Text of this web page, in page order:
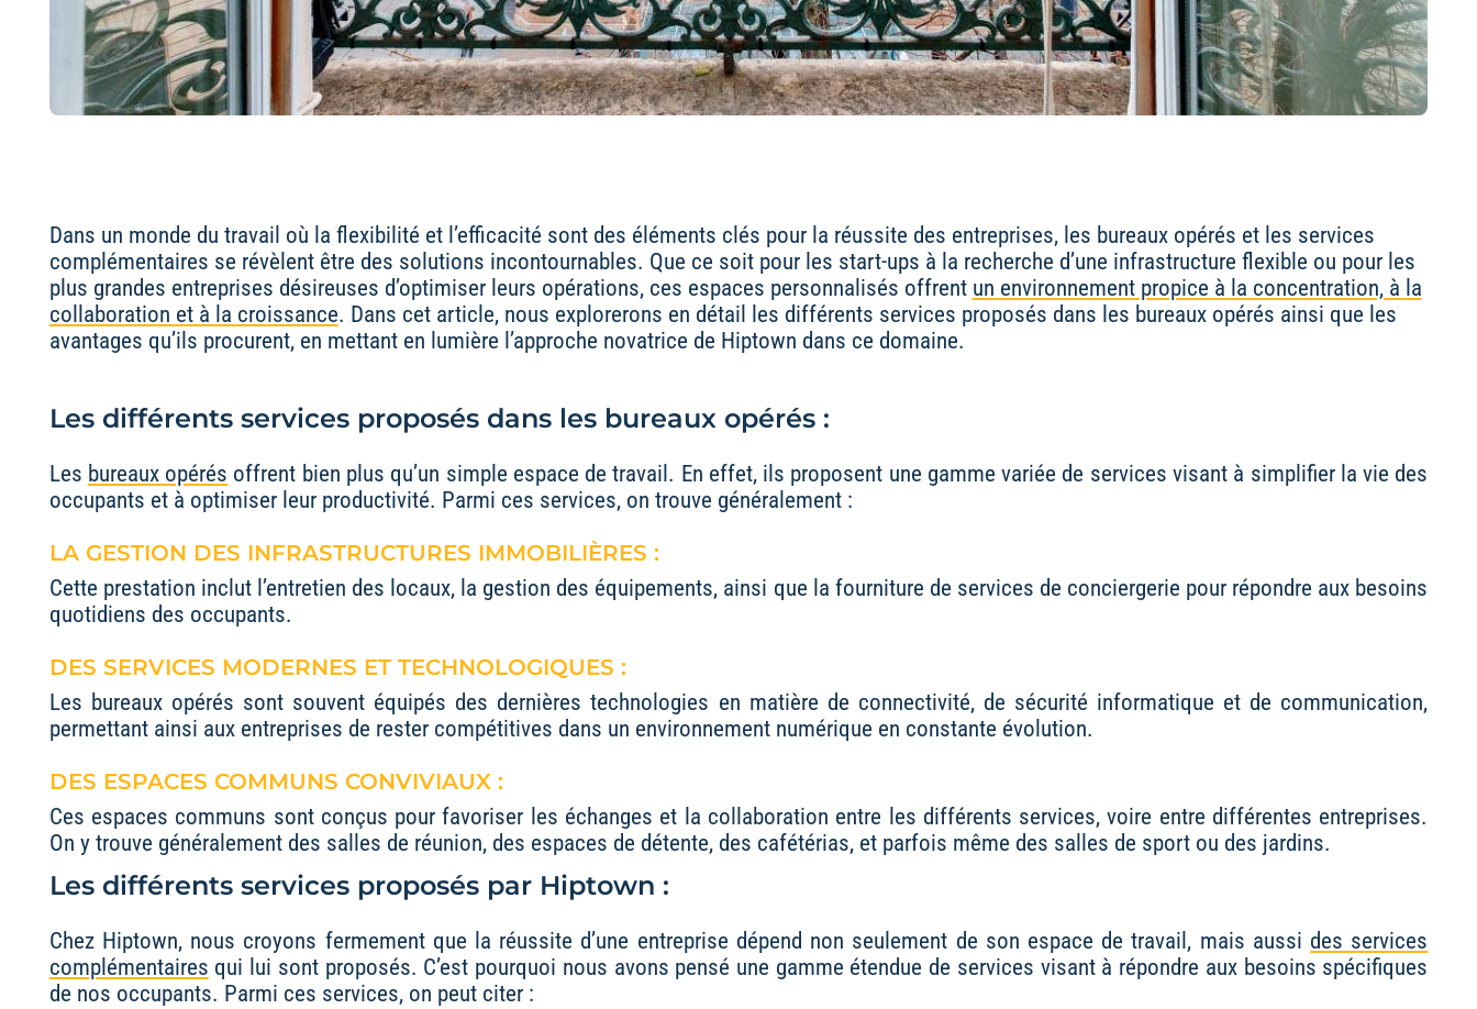
Dans un monde du travail où la flexibilité et l’efficacité sont des éléments clés pour la réussite des entreprises, les bureaux opérés et les services
complémentaires se révèlent être des solutions incontournables. Que ce soit pour les start-ups à la recherche d’une infrastructure flexible ou pour les
plus grandes entreprises désireuses d’optimiser leurs opérations, ces espaces personnalisés offrent un environnement propice à la concentration, à la
collaboration et à la croissance. Dans cet article, nous explorerons en détail les différents services proposés dans les bureaux opérés ainsi que les
avantages qu’ils procurent, en mettant en lumière l’approche novatrice de Hiptown dans ce domaine.
Les différents services proposés dans les bureaux opérés :
Les bureaux opérés offrent bien plus qu’un simple espace de travail. En effet, ils proposent une gamme variée de services visant à simplifier la vie des
occupants et à optimiser leur productivité. Parmi ces services, on trouve généralement :
LA GESTION DES INFRASTRUCTURES IMMOBILIÈRES :
Cette prestation inclut l’entretien des locaux, la gestion des équipements, ainsi que la fourniture de services de conciergerie pour répondre aux besoins
quotidiens des occupants.
DES SERVICES MODERNES ET TECHNOLOGIQUES :
Les bureaux opérés sont souvent équipés des dernières technologies en matière de connectivité, de sécurité informatique et de communication,
permettant ainsi aux entreprises de rester compétitives dans un environnement numérique en constante évolution.
DES ESPACES COMMUNS CONVIVIAUX :
Ces espaces communs sont conçus pour favoriser les échanges et la collaboration entre les différents services, voire entre différentes entreprises.
On y trouve généralement des salles de réunion, des espaces de détente, des cafétérias, et parfois même des salles de sport ou des jardins.
Les différents services proposés par Hiptown :
Chez Hiptown, nous croyons fermement que la réussite d’une entreprise dépend non seulement de son espace de travail, mais aussi des services
complémentaires qui lui sont proposés. C’est pourquoi nous avons pensé une gamme étendue de services visant à répondre aux besoins spécifiques
de nos occupants. Parmi ces services, on peut citer :